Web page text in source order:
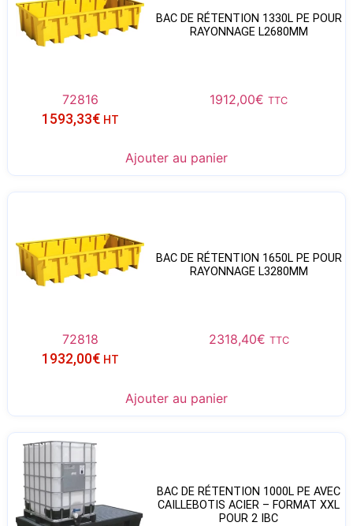
BAC DE RÉTENTION 1330L PE POUR
RAYONNAGE L2680MM
72816 1912,00€ TTC
1593,33€ HT
Ajouter au panier
BAC DE RÉTENTION 1650L PE POUR
RAYONNAGE L3280MM
72818 2318,40€ TTC
1932,00€ HT
Ajouter au panier
BAC DE RÉTENTION 1000L PE AVEC
CAILLEBOTIS ACIER – FORMAT XXL
POUR 2 IBC